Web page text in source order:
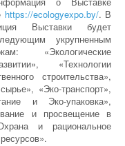
https://ecologyexpo.by/. В
Выставки будет
укрупненным
«Экологические
«Технологии
строительства»,
«Эко-транспорт»,
и Эко-упаковка»,
и просвещение в
и рациональное